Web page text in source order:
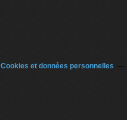
Cookies et données personnelles